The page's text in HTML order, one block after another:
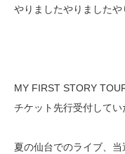
やりましたやりました
MY FIRST STORY
チケット先行受付して
夏の仙台でのライブ、当